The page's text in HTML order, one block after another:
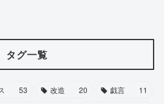
タグ一覧
53 改造 20 戯言
11